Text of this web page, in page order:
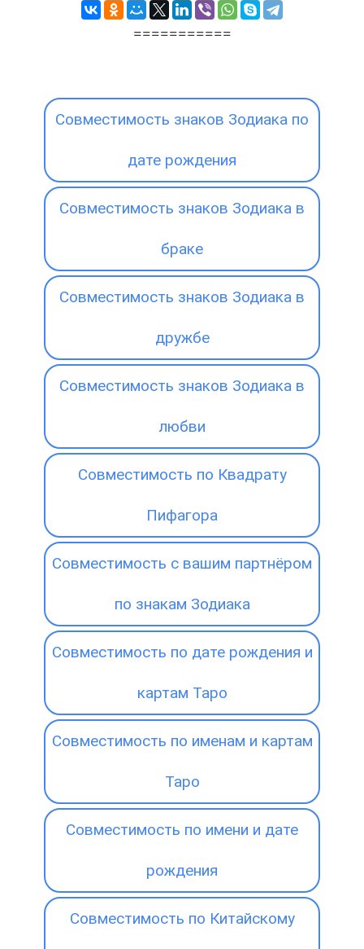
===========
Совместимость знаков Зодиака по
дате рождения
Совместимость знаков Зодиака в
браке
Совместимость знаков Зодиака в
дружбе
Совместимость знаков Зодиака в
любви
Совместимость по Квадрату
Пифагора
Совместимость с вашим партнёром
по знакам Зодиака
Совместимость по дате рождения и
картам Таро
Совместимость по именам и картам
Таро
Совместимость по имени и дате
рождения
Совместимость по Китайскому